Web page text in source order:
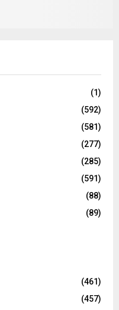
(1)
(592)
(581)
(277)
(285)
(591)
(88)
(89)
(461)
(457)